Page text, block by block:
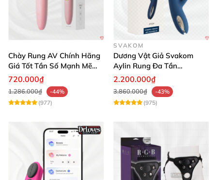
Chày Rung AV Chính Hãng
Giá Tốt Tần Số Mạnh Mẽ
Siêu Bền
720.000₫
1.286.000₫
-44%
(977)
SVAKOM
Dương Vật Giả Svakom
Aylin Rung Đa Tần
Massage Sung Sướng
2.200.000₫
3.860.000₫
-43%
(975)